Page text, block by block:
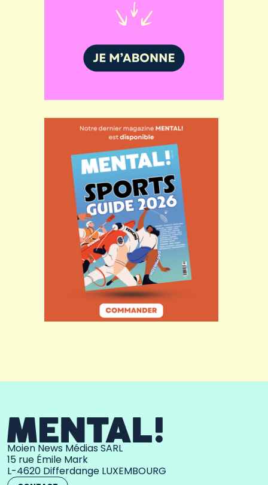
Moien News Médias SARL
15 rue Émile Mark
L-4620 Differdange LUXEMBOURG